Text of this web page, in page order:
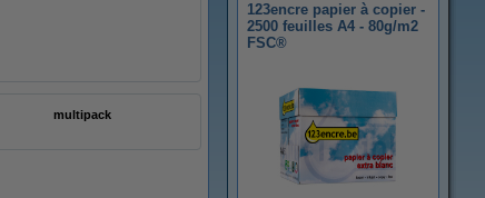
multipack
123encre papier à copier -
2500 feuilles A4 - 80g/m2
FSC®